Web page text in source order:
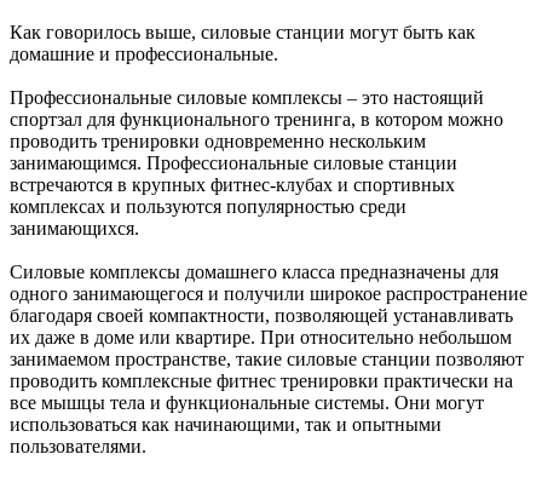
Как говорилось выше, силовые станции могут быть как
домашние и профессиональные.
Профессиональные силовые комплексы – это настоящий
спортзал для функционального тренинга, в котором можно
проводить тренировки одновременно нескольким
занимающимся. Профессиональные силовые станции
встречаются в крупных фитнес-клубах и спортивных
комплексах и пользуются популярностью среди
занимающихся.
Силовые комплексы домашнего класса предназначены для
одного занимающегося и получили широкое распространение
благодаря своей компактности, позволяющей устанавливать
их даже в доме или квартире. При относительно небольшом
занимаемом пространстве, такие силовые станции позволяют
проводить комплексные фитнес тренировки практически на
все мышцы тела и функциональные системы. Они могут
использоваться как начинающими, так и опытными
пользователями.